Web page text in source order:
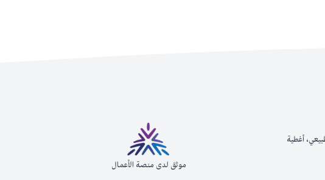
أغطية
موثق لدى منصة الأعمال